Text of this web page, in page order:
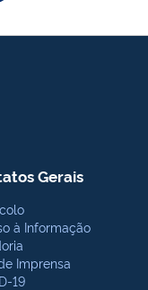
Gerais
à Informação
Imprensa
19